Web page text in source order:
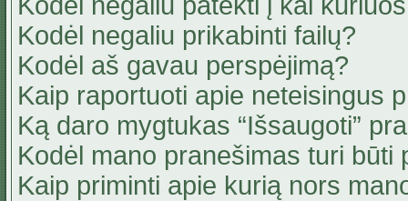
Kodėl negaliu prikabinti failų?
Kodėl aš gavau perspėjimą?
Kaip raportuoti apie neteisingus
Ką daro mygtukas “Išsaugoti”
Kodėl mano pranešimas turi būti
Kaip priminti apie kurią nors